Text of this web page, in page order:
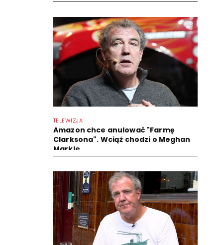
TELEWIZJA
Amazon chce anulować "Farmę
Clarksona". Wciąż chodzi o Meghan
Markle